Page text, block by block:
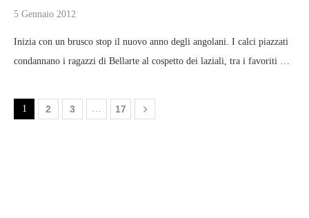
5 Gennaio 2012
Inizia con un brusco stop il nuovo anno degli angolani. I calci piazzati
condannano i ragazzi di Bellarte al cospetto dei laziali, tra i favoriti …
1 2 3 … 17